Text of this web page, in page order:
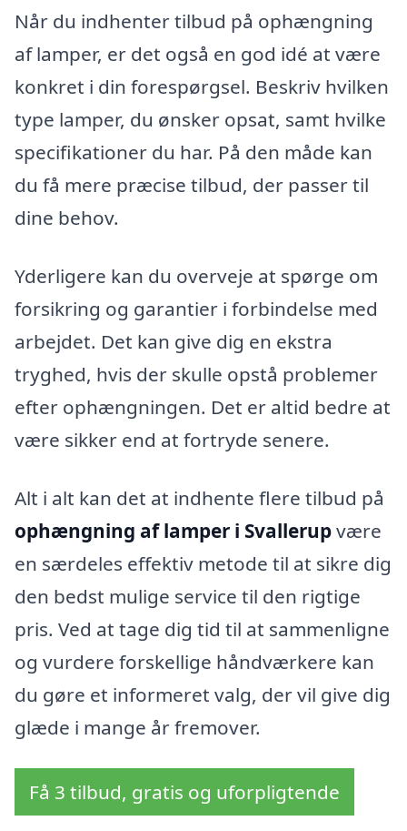
Når du indhenter tilbud på ophængning
af lamper, er det også en god idé at være
konkret i din forespørgsel. Beskriv hvilken
type lamper, du ønsker opsat, samt hvilke
specifikationer du har. På den måde kan
du få mere præcise tilbud, der passer til
dine behov.
Yderligere kan du overveje at spørge om
forsikring og garantier i forbindelse med
arbejdet. Det kan give dig en ekstra
tryghed, hvis der skulle opstå problemer
efter ophængningen. Det er altid bedre at
være sikker end at fortryde senere.
Alt i alt kan det at indhente flere tilbud på
ophængning af lamper i Svallerupvære
en særdeles effektiv metode til at sikre dig
den bedst mulige service til den rigtige
pris. Ved at tage dig tid til at sammenligne
og vurdere forskellige håndværkere kan
du gøre et informeret valg, der vil give dig
glæde i mange år fremover.
Få 3 tilbud, gratis og uforpligtende